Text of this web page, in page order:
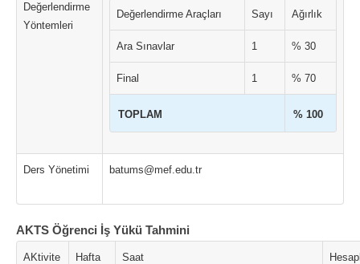
Değerlendirme
Yöntemleri
Değerlendirme Araçları Sayı Ağırlık
Ara Sınavlar 1 % 30
Final 1 % 70
TOPLAM % 100
Ders Yönetimi batums@mef.edu.tr
AKTS Öğrenci İş Yükü Tahmini
AKtivite
Hafta
Saat